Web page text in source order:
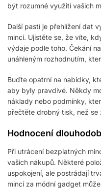
být rozumné využití vašich
Další pastí je přehlížení dat
mincí. Ujistěte se, že víte,
výdaje podle toho. Čekání
unáhleným rozhodnutím,
Buďte opatrní na nabídky,
aby byly pravdivé. Někdy
náklady nebo podmínky,
přečtěte drobný tisk, než
Hodnocení
Při utrácení bezplatných
vašich nákupů. Některé
uspokojení, ale postrádají
mincí za módní gadget